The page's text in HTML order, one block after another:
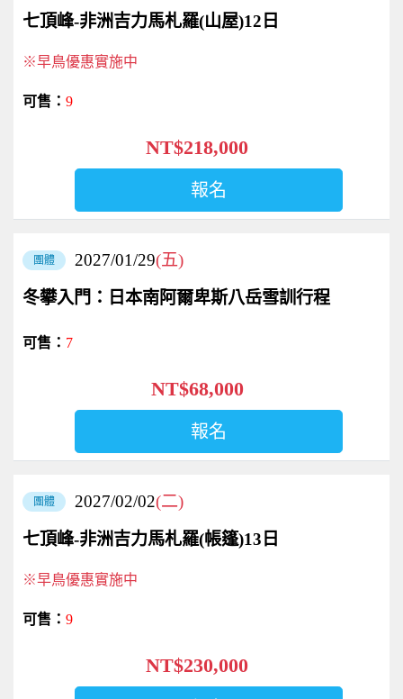
七頂峰-非洲吉力馬札羅(山屋)12日
※早鳥優惠實施中
9
NT$218,000
報名
團體 2027/01/29(五)
冬攀入門：日本南阿爾卑斯八岳雪訓行程
7
NT$68,000
報名
團體 2027/02/02(二)
七頂峰-非洲吉力馬札羅(帳篷)13日
※早鳥優惠實施中
9
NT$230,000